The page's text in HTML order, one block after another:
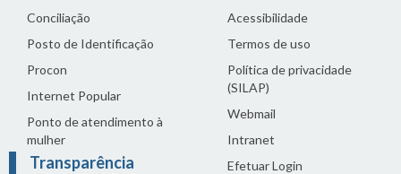
Conciliação
Posto de Identificação
Procon
Internet Popular
Ponto de atendimento à
mulher
Transparência
Acessibilidade
Termos de uso
Política de privacidade
(SILAP)
Webmail
Intranet
Efetuar Login